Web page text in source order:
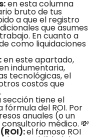
en esta columna
bruto de tus
a que el registro
que asumes
En cuanto a
como liquidaciones
en este apartado,
indumentaria,
tecnológicas, el
costos que
sección tiene el
del ROI. Por
anuales (o un
médico. 💸
el famoso ROI